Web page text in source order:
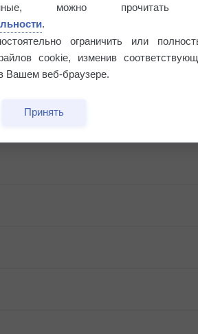
можно прочитать
.
ограничить или
cookie, изменив
Вашем веб-браузере.
Принять